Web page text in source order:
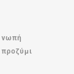
νωπή